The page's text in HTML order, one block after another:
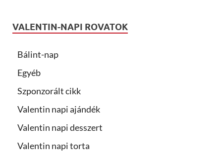
VALENTIN-NAPI ROVATOK
Bálint-nap
Egyéb
Szponzorált cikk
Valentin napi ajándék
Valentin napi desszert
Valentin napi torta